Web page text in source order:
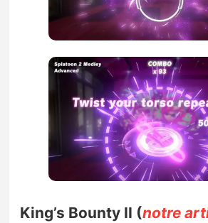
King’s Bounty II (notre